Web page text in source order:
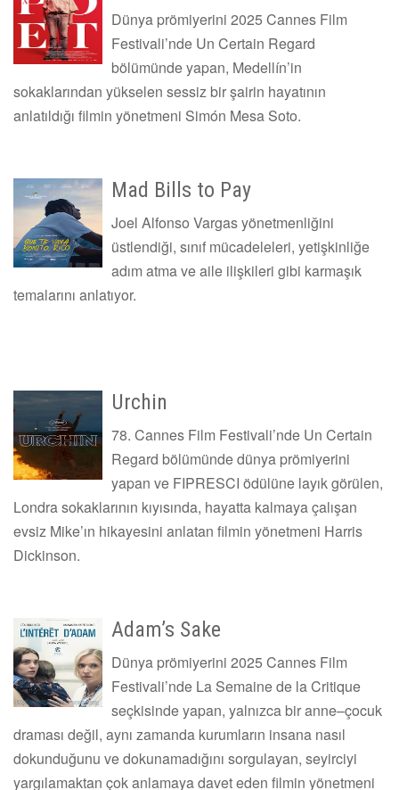
Dünya prömiyerini 2025 Cannes Film
Festivali’nde Un Certain Regard
bölümünde yapan, Medellín’in
sokaklarından yükselen sessiz bir şairin hayatının
anlatıldığı filmin yönetmeni Simón Mesa Soto.
Mad Bills to Pay
Joel Alfonso Vargas yönetmenliğini
üstlendiği, sınıf mücadeleleri, yetişkinliğe
adım atma ve aile ilişkileri gibi karmaşık
temalarını anlatıyor.
Urchin
78. Cannes Film Festivali’nde Un Certain
Regard bölümünde dünya prömiyerini
yapan ve FIPRESCI ödülüne layık görülen,
Londra sokaklarının kıyısında, hayatta kalmaya çalışan
evsiz Mike’ın hikayesini anlatan filmin yönetmeni Harris
Dickinson.
Adam’s Sake
Dünya prömiyerini 2025 Cannes Film
Festivali’nde La Semaine de la Critique
seçkisinde yapan, yalnızca bir anne–çocuk
draması değil, aynı zamanda kurumların insana nasıl
dokunduğunu ve dokunamadığını sorgulayan, seyirciyi
yargılamaktan çok anlamaya davet eden filmin yönetmeni